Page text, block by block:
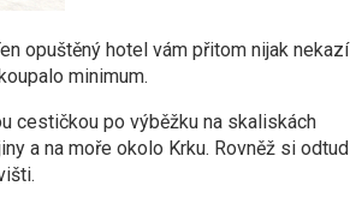
opuštěný hotel vám přitom nijak nekazí
minimum.
cestičkou po výběžku na skaliskách
a na moře okolo Krku. Rovněž si odtud